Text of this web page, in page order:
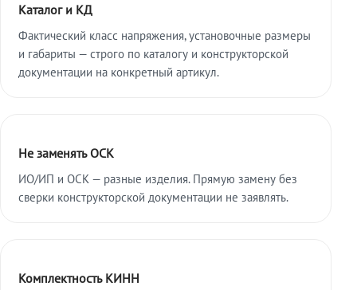
Каталог и КД
Фактический класс напряжения, установочные размеры
и габариты — строго по каталогу и конструкторской
документации на конкретный артикул.
Не заменять ОСК
ИО/ИП и ОСК — разные изделия. Прямую замену без
сверки конструкторской документации не заявлять.
Комплектность КИНН